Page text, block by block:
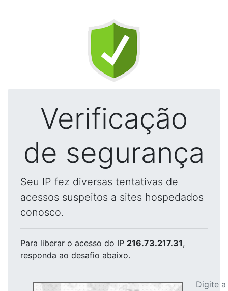
Verificação
de segurança
Seu IP fez diversas tentativas de
acessos suspeitos a sites hospedados
conosco.
Para liberar o acesso do IP 216.73.217.31,
responda ao desafio abaixo.
Digite